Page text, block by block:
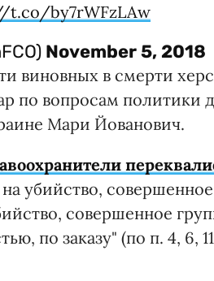
by7rWFzLAw
November 5, 2018
виновных в смерти
по вопросам политики
Мари Йованович.
убийство,
совершенное
по заказу" (по п. 4, 6, 11